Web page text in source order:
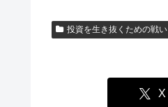
投資を生き抜くための戦い
X